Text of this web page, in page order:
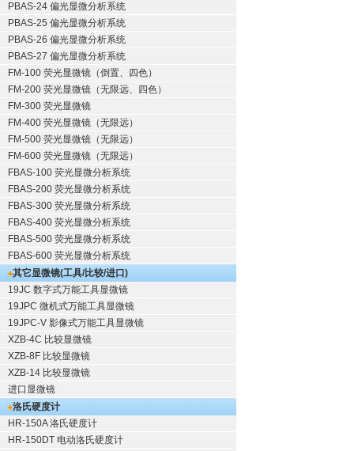
PBAS-24 偏光显微分析系统
PBAS-25 偏光显微分析系统
PBAS-26 偏光显微分析系统
PBAS-27 偏光显微分析系统
FM-100 荧光显微镜（倒置、四色）
FM-200 荧光显微镜（无限远、四色）
FM-300 荧光显微镜
FM-400 荧光显微镜（无限远）
FM-500 荧光显微镜（无限远）
FM-600 荧光显微镜（无限远）
FBAS-100 荧光显微分析系统
FBAS-200 荧光显微分析系统
FBAS-300 荧光显微分析系统
FBAS-400 荧光显微分析系统
FBAS-500 荧光显微分析系统
FBAS-600 荧光显微分析系统
其它显微镜(工具/比较/进口)
19JC 数字式万能工具显微镜
19JPC 微机式万能工具显微镜
19JPC-V 影像式万能工具显微镜
XZB-4C 比较显微镜
XZB-8F 比较显微镜
XZB-14 比较显微镜
进口显微镜
洛氏硬度计
HR-150A 洛氏硬度计
HR-150DT 电动洛氏硬度计